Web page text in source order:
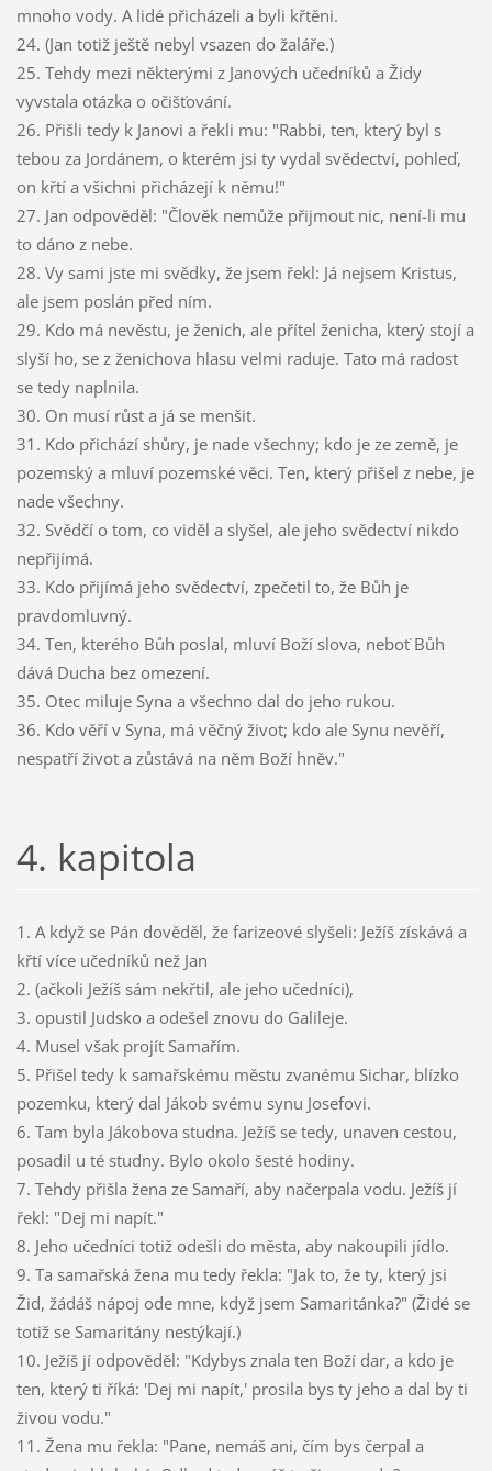
mnoho vody. A lidé přicházeli a byli křtěni.
24. (Jan totiž ještě nebyl vsazen do žaláře.)
25. Tehdy mezi některými z Janových učedníků a Židy
vyvstala otázka o očišťování.
26. Přišli tedy k Janovi a řekli mu: "Rabbi, ten, který byl s
tebou za Jordánem, o kterém jsi ty vydal svědectví, pohleď,
on křtí a všichni přicházejí k němu!"
27. Jan odpověděl: "Člověk nemůže přijmout nic, není-li mu
to dáno z nebe.
28. Vy sami jste mi svědky, že jsem řekl: Já nejsem Kristus,
ale jsem poslán před ním.
29. Kdo má nevěstu, je ženich, ale přítel ženicha, který stojí a
slyší ho, se z ženichova hlasu velmi raduje. Tato má radost
se tedy naplnila.
30. On musí růst a já se menšit.
31. Kdo přichází shůry, je nade všechny; kdo je ze země, je
pozemský a mluví pozemské věci. Ten, který přišel z nebe, je
nade všechny.
32. Svědčí o tom, co viděl a slyšel, ale jeho svědectví nikdo
nepřijímá.
33. Kdo přijímá jeho svědectví, zpečetil to, že Bůh je
pravdomluvný.
34. Ten, kterého Bůh poslal, mluví Boží slova, neboť Bůh
dává Ducha bez omezení.
35. Otec miluje Syna a všechno dal do jeho rukou.
36. Kdo věří v Syna, má věčný život; kdo ale Synu nevěří,
nespatří život a zůstává na něm Boží hněv."
4. kapitola
1. A když se Pán dověděl, že farizeové slyšeli: Ježíš získává a
křtí více učedníků než Jan
2. (ačkoli Ježíš sám nekřtil, ale jeho učedníci),
3. opustil Judsko a odešel znovu do Galileje.
4. Musel však projít Samařím.
5. Přišel tedy k samařskému městu zvanému Sichar, blízko
pozemku, který dal Jákob svému synu Josefovi.
6. Tam byla Jákobova studna. Ježíš se tedy, unaven cestou,
posadil u té studny. Bylo okolo šesté hodiny.
7. Tehdy přišla žena ze Samaří, aby načerpala vodu. Ježíš jí
řekl: "Dej mi napít."
8. Jeho učedníci totiž odešli do města, aby nakoupili jídlo.
9. Ta samařská žena mu tedy řekla: "Jak to, že ty, který jsi
Žid, žádáš nápoj ode mne, když jsem Samaritánka?" (Židé se
totiž se Samaritány nestýkají.)
10. Ježíš jí odpověděl: "Kdybys znala ten Boží dar, a kdo je
ten, který ti říká: 'Dej mi napít,' prosila bys ty jeho a dal by ti
živou vodu."
11. Žena mu řekla: "Pane, nemáš ani, čím bys čerpal a